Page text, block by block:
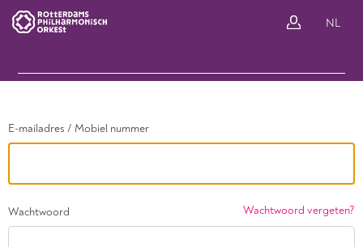
NL
E-mailadres / Mobiel nummer
Wachtwoord Wachtwoord vergeten?